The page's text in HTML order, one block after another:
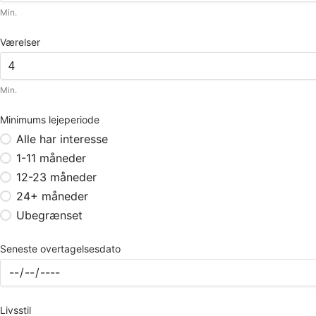
Min.
Værelser
Min.
Minimums lejeperiode
Alle har interesse
1-11 måneder
12-23 måneder
24+ måneder
Ubegrænset
Seneste overtagelsesdato
Livsstil